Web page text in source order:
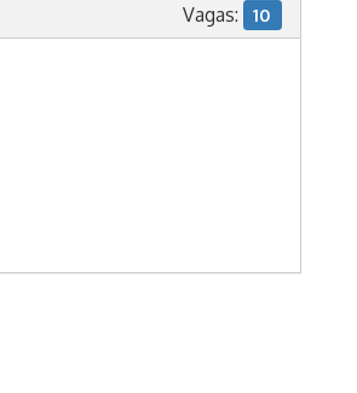
Vagas: 10